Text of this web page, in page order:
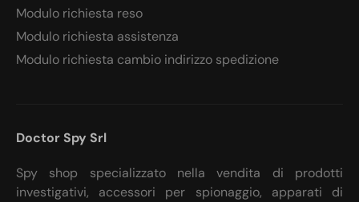
Modulo richiesta reso
Modulo richiesta assistenza
Modulo richiesta cambio indirizzo spedizione
Doctor Spy Srl
Spy shop specializzato nella vendita di prodotti
investigativi, accessori per spionaggio, apparati di